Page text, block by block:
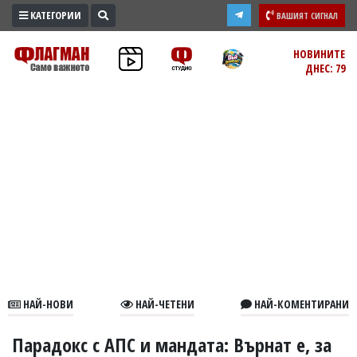
ПРОМО
ЗОНА
В
КАТЕГОРИИ ВАШИЯТ СИГНАЛ
НОВИНИТЕ
ДНЕС: 79
НАЙ-НОВИ НАЙ-ЧЕТЕНИ НАЙ-КОМЕНТИРАНИ
Парадокс с АПС и мандата: Върнат е, за